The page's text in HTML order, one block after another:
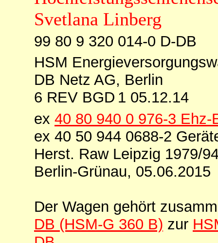
99 80 9 320 014-0 D-DB
HSM
DB Netz AG, Berlin
6 REV BGD 1 05.12.14
ex 40 80 940 0 976-3
ex 40 50 944 0688-2
Herst. Raw Leipzig 1979/
Berlin-Grünau, 05.06.2015
Der Wagen gehört
DB (HSM-G 360 B) zur